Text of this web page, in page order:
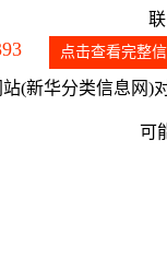
点击查看完整
(新华分类信息网)
可